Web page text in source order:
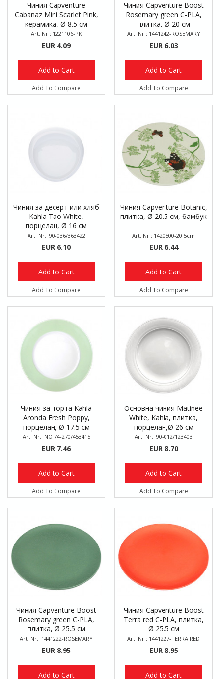
Чиния Capventure
Cabanaz Mini Scarlet Pink,
керамика, Ø 8.5 см
Art. Nr.: 1221106-PK
EUR 4.09
Add to Cart
Add To Compare
Чиния Capventure Boost
Rosemary green C-PLA,
плитка, Ø 20 см
Art. Nr.: 1441242-ROSEMARY
EUR 6.03
Add to Cart
Add To Compare
Чиния за десерт или хляб
Kahla Tao White,
порцелан, Ø 16 см
Art. Nr.: 90-036/363422
EUR 6.10
Add to Cart
Add To Compare
Чиния Capventure Botanic,
плитка, Ø 20.5 см, бамбук
Art. Nr.: 1420500-20.5cm
EUR 6.44
Add to Cart
Add To Compare
Чиния за торта Kahla
Aronda Fresh Poppy,
порцелан, Ø 17.5 см
Art. Nr.: NO 74-270/453415
EUR 7.46
Add to Cart
Add To Compare
Основна чиния Matinee
White, Kahla, плитка,
порцелан,Ø 26 см
Art. Nr.: 90-012/123403
EUR 8.70
Add to Cart
Add To Compare
Чиния Capventure Boost
Rosemary green C-PLA,
плитка, Ø 25.5 см
Art. Nr.: 1441222-ROSEMARY
EUR 8.95
Add to Cart
Чиния Capventure Boost
Terra red C-PLA, плитка,
Ø 25.5 см
Art. Nr.: 1441227-TERRA RED
EUR 8.95
Add to Cart